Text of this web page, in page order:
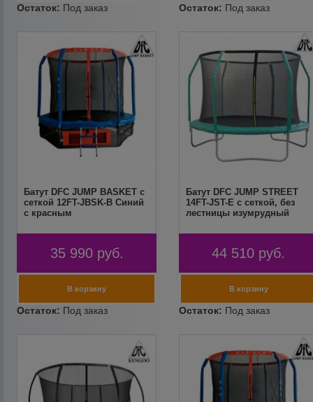
Батут DFC JUMP BASKET с
сеткой 12FT-JBSK-B Синий
с красным
35 990 руб.
Батут DFC JUMP STREET
14FT-JST-E c сеткой, без
лестницы изумрудный
44 510 руб.